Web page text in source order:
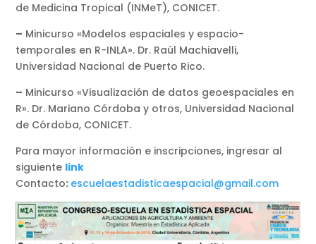
de Medicina Tropical (INMeT), CONICET.
– Minicurso «Modelos espaciales y espacio-
temporales en R-INLA». Dr. Raúl Machiavelli,
Universidad Nacional de Puerto Rico.
– Minicurso «Visualización de datos geoespaciales en
R». Dr. Mariano Córdoba y otros, Universidad Nacional
de Córdoba, CONICET.
Para mayor información e inscripciones, ingresar al
siguiente link
Contacto: escuelaestadisticaespacial@gmail.com